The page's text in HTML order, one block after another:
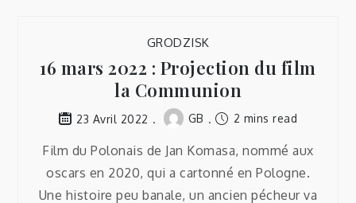
GRODZISK
16 mars 2022 : Projection du film
la Communion
23 Avril 2022 GB 2 mins read
Film du Polonais de Jan Komasa, nommé aux
oscars en 2020, qui a cartonné en Pologne.
Une histoire peu banale, un ancien pécheur va